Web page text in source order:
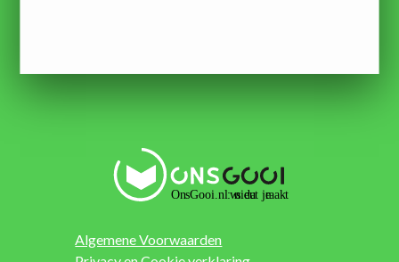
Algemene Voorwaarden